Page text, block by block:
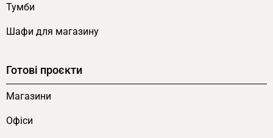
Тумби
Шафи для магазину
Готові проєкти
Магазини
Офіси